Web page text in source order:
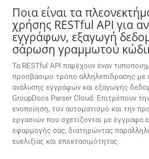
Ποια είναι τα
χρήσης RESTful API για
εγγράφων, εξαγωγή
σάρωση γραμμωτού
Τα RESTful API παρέχουν έναν
προσβάσιμο τρόπο αλληλεπίδρασης με
ανάλυσης εγγράφων και εξαγωγής
GroupDocs.Parser Cloud. Επιτρέπουν
ενοποίηση, τον αυτοματισμό και την
εργασιών που σχετίζονται με έγγραφα
εφαρμογής σας, διατηρώντας
ευελιξίας και επεκτασιμότητας.